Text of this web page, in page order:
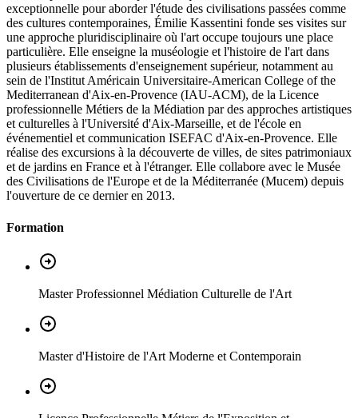
exceptionnelle pour aborder l'étude des civilisations passées comme
des cultures contemporaines, Émilie Kassentini fonde ses visites sur
une approche pluridisciplinaire où l'art occupe toujours une place
particulière. Elle enseigne la muséologie et l'histoire de l'art dans
plusieurs établissements d'enseignement supérieur, notamment au
sein de l'Institut Américain Universitaire-American College of the
Mediterranean d'Aix-en-Provence (IAU-ACM), de la Licence
professionnelle Métiers de la Médiation par des approches artistiques
et culturelles à l'Université d'Aix-Marseille, et de l'école en
événementiel et communication ISEFAC d'Aix-en-Provence. Elle
réalise des excursions à la découverte de villes, de sites patrimoniaux
et de jardins en France et à l'étranger. Elle collabore avec le Musée
des Civilisations de l'Europe et de la Méditerranée (Mucem) depuis
l'ouverture de ce dernier en 2013.
Formation
Master Professionnel Médiation Culturelle de l'Art
Master d'Histoire de l'Art Moderne et Contemporain